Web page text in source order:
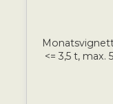
<= 3,5 t, max.